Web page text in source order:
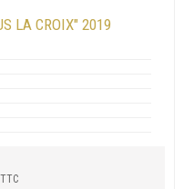
LA CROIX" 2019
TTC